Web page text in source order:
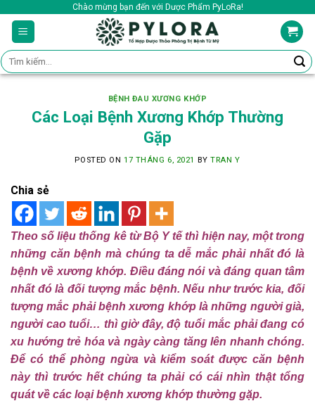
content
Chào mừng bạn đến với Dược Phẩm PyLoRa!
Tìm
kiếm:
BỆNH ĐAU XƯƠNG KHỚP
Các Loại Bệnh Xương Khớp Thường
Gặp
POSTED ON 17 THÁNG 6, 2021 BYTRAN Y
Chia sẻ
Theo số liệu thống kê từ Bộ Y tế thì hiện nay, một trong
những căn bệnh mà chúng ta dễ mắc phải nhất đó là
bệnh về xương khớp. Điều đáng nói và đáng quan tâm
nhất đó là đối tượng mắc bệnh. Nếu như trước kia, đối
tượng mắc phải bệnh xương khớp là những người già,
người cao tuổi… thì giờ đây, độ tuổi mắc phải đang có
xu hướng trẻ hóa và ngày càng tăng lên nhanh chóng.
Để có thể phòng ngừa và kiểm soát được căn bệnh
này thì trước hết chúng ta phải có cái nhìn thật tổng
quát về các loại bệnh xương khớp thường gặp.